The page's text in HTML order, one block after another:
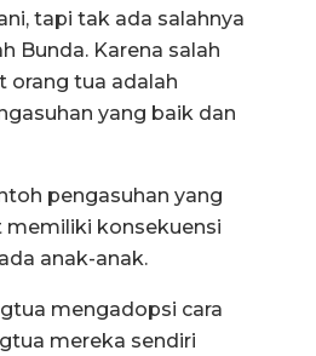
tapi tak ada salahnya
Bunda. Karena salah
orang tua adalah
yang baik dan
pengasuhan yang
memiliki konsekuensi
anak-anak.
mengadopsi cara
mereka sendiri